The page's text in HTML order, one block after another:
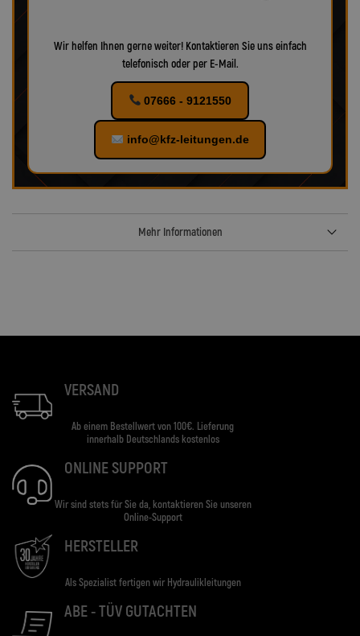
Wir helfen Ihnen gerne weiter! Kontaktieren Sie uns einfach
telefonisch oder per E-Mail.
07666 - 9121550
info@kfz-leitungen.de
Mehr Informationen
VERSAND
Ab einem Bestellwert von 100€. Lieferung
innerhalb Deutschlands kostenlos
ONLINE SUPPORT
Wir sind stets für Sie da, kontaktieren Sie unseren
Online-Support
HERSTELLER
Als Spezialist fertigen wir Hydraulikleitungen
ABE - TÜV GUTACHTEN